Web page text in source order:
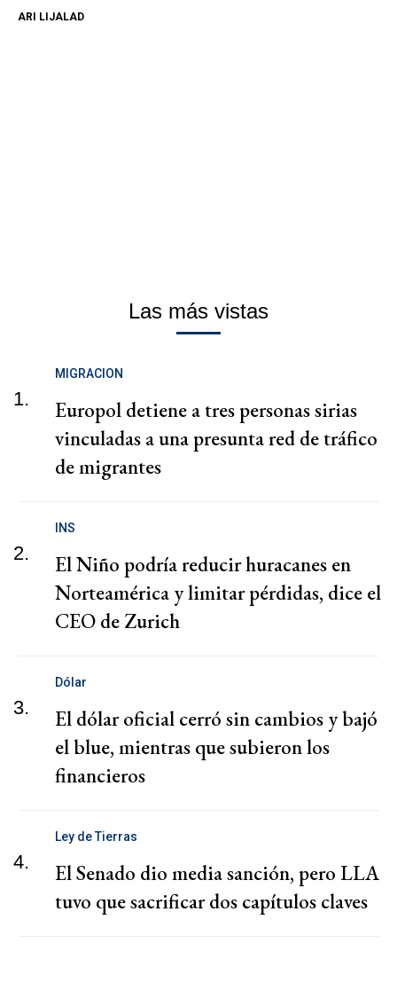
ARI LIJALAD
Las más vistas
1.
MIGRACION
Europol detiene a tres personas sirias
vinculadas a una presunta red de tráfico
de migrantes
2.
INS
El Niño podría reducir huracanes en
Norteamérica y limitar pérdidas, dice el
CEO de Zurich
3.
Dólar
El dólar oficial cerró sin cambios y bajó
el blue, mientras que subieron los
financieros
4.
Ley de Tierras
El Senado dio media sanción, pero LLA
tuvo que sacrificar dos capítulos claves